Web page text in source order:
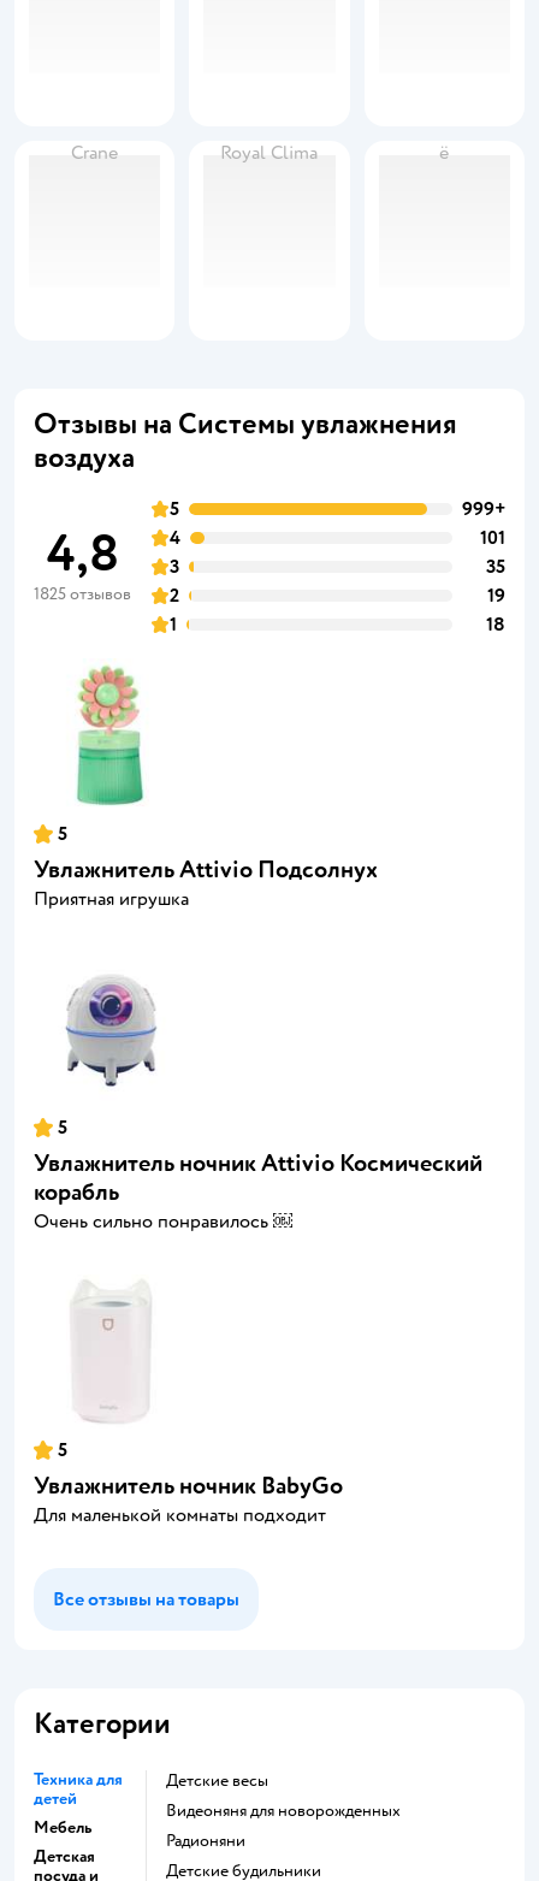
Crane Royal Clima ё
Отзывы на Системы увлажнения
воздуха
4,8
1825 отзывов
5
999+
4
101
3
35
2
19
1
18
5
Увлажнитель Attivio Подсолнух
Приятная игрушка
5
Увлажнитель ночник Attivio Космический
корабль
Очень сильно понравилось ￼
5
Увлажнитель ночник BabyGo
Для маленькой комнаты подходит
Все отзывы на товары
Категории
Техника для
детей
Мебель
Детская
посуда и
Детские весы
Видеоняня для новорожденных
Радионяни
Детские будильники